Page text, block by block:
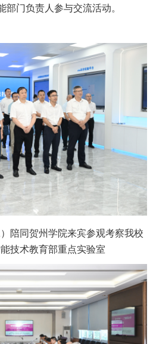
门负责人参与交流活动。
陪同贺州学院来宾参观考察我校
技术教育部重点实验室